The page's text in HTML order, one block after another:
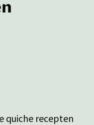
quiche recepten